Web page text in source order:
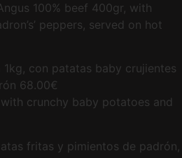
100% beef 400gr, with
peppers, served on hot
con patatas baby crujientes
68.00€
crunchy baby potatoes and
fritas y pimientos de padrón,